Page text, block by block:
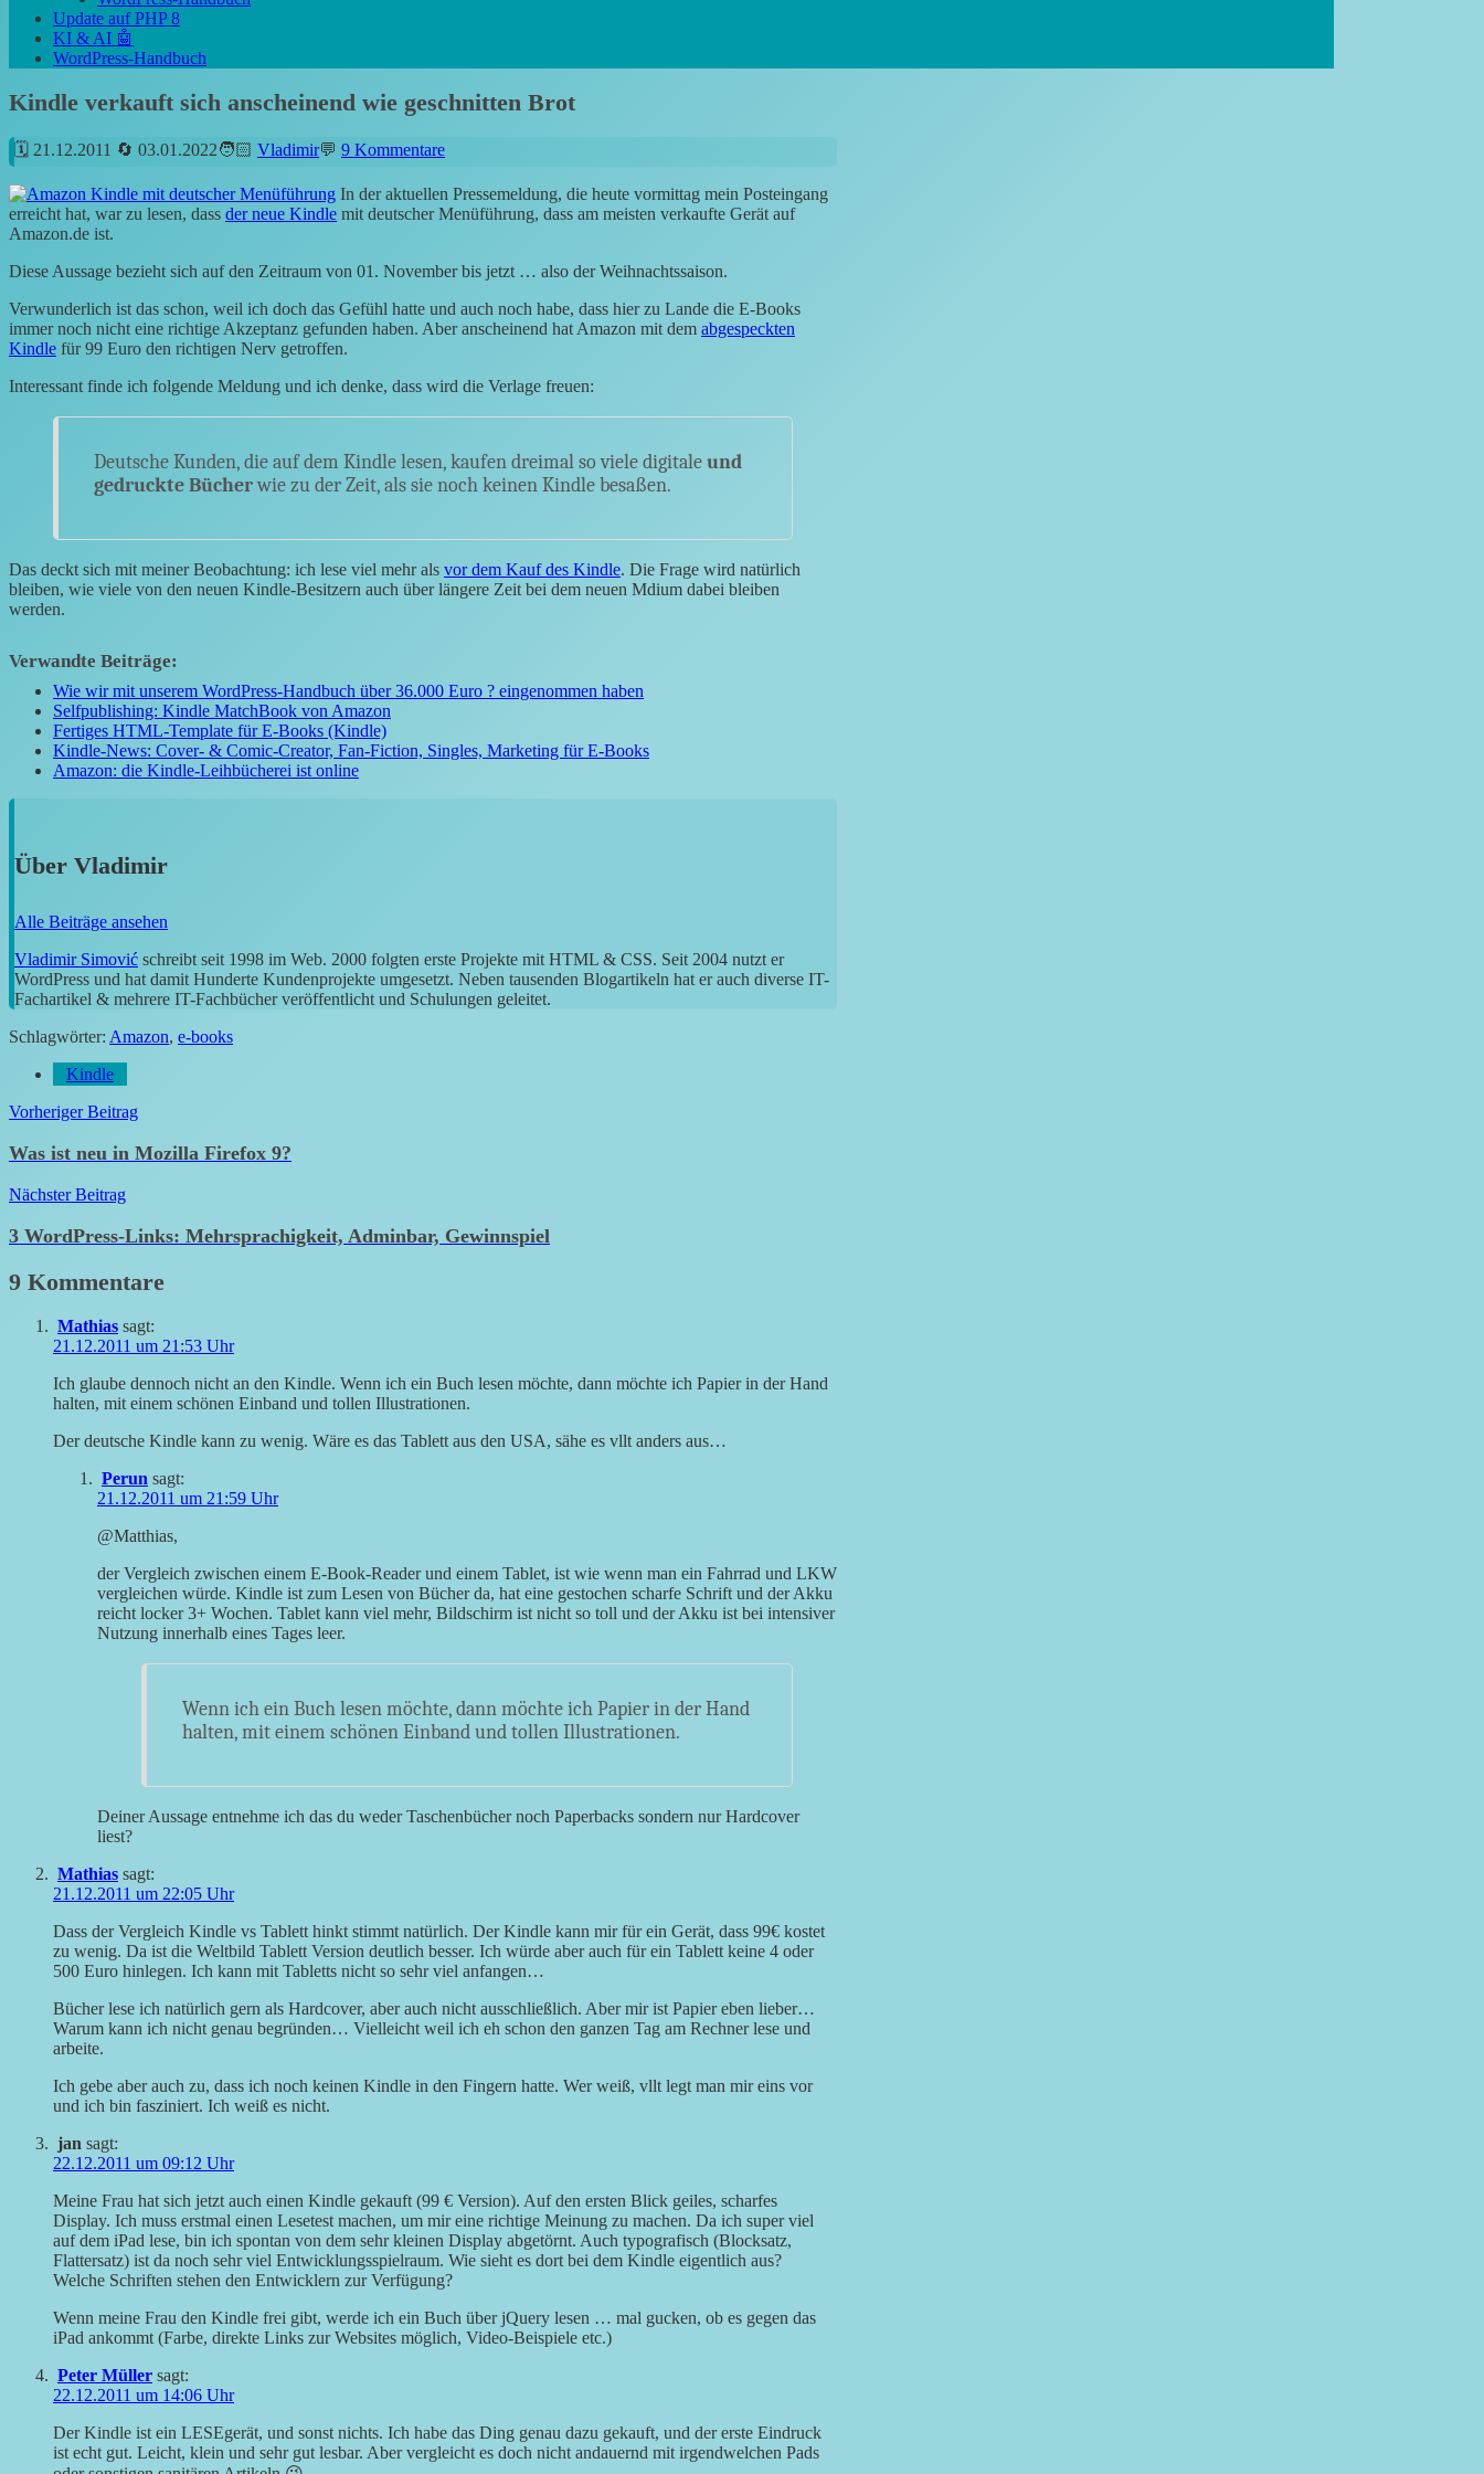
Update auf PHP 8
KI & AI 🤖
WordPress-Handbuch
Kindle verkauft sich anscheinend wie geschnitten Brot
21.12.2011 03.01.2022 Vladimir 9 Kommentare
In der aktuellen Pressemeldung, die heute vormittag mein Posteingang
erreicht hat, war zu lesen, dass der neue Kindle mit deutscher Menüführung, dass am meisten verkaufte Gerät auf
Amazon.de ist.
Diese Aussage bezieht sich auf den Zeitraum von 01. November bis jetzt … also der Weihnachtssaison.
Verwunderlich ist das schon, weil ich doch das Gefühl hatte und auch noch habe, dass hier zu Lande die E-Books
immer noch nicht eine richtige Akzeptanz gefunden haben. Aber anscheinend hat Amazon mit dem abgespeckten
Kindle für 99 Euro den richtigen Nerv getroffen.
Interessant finde ich folgende Meldung und ich denke, dass wird die Verlage freuen:
Deutsche Kunden, die auf dem Kindle lesen, kaufen dreimal so viele digitaleund
gedruckte Bücherwie zu der Zeit, als sie noch keinen Kindle besaßen.
Das deckt sich mit meiner Beobachtung: ich lese viel mehr als vor dem Kauf des Kindle. Die Frage wird natürlich
bleiben, wie viele von den neuen Kindle-Besitzern auch über längere Zeit bei dem neuen Mdium dabei bleiben
werden.
Verwandte Beiträge:
Wie wir mit unserem WordPress-Handbuch über 36.000 Euro ? eingenommen haben
Selfpublishing: Kindle MatchBook von Amazon
Fertiges HTML-Template für E-Books (Kindle)
Kindle-News: Cover- & Comic-Creator, Fan-Fiction, Singles, Marketing für E-Books
Amazon: die Kindle-Leihbücherei ist online
Über Vladimir
Alle Beiträge ansehen
Vladimir Simović schreibt seit 1998 im Web. 2000 folgten erste Projekte mit HTML & CSS. Seit 2004 nutzt er
WordPress und hat damit Hunderte Kundenprojekte umgesetzt. Neben tausenden Blogartikeln hat er auch diverse IT-
Fachartikel & mehrere IT-Fachbücher veröffentlicht und Schulungen geleitet.
Schlagwörter: Amazon, e-books
Kindle
Beitragsnavigation
Vorheriger Beitrag
Was ist neu in Mozilla Firefox 9?
Nächster Beitrag
3 WordPress-Links: Mehrsprachigkeit, Adminbar, Gewinnspiel
9 Kommentare
Mathias sagt:
21.12.2011 um 21:53 Uhr
Ich glaube dennoch nicht an den Kindle. Wenn ich ein Buch lesen möchte, dann möchte ich Papier in der Hand
halten, mit einem schönen Einband und tollen Illustrationen.
Der deutsche Kindle kann zu wenig. Wäre es das Tablett aus den USA, sähe es vllt anders aus…
Perun sagt:
21.12.2011 um 21:59 Uhr
@Matthias,
der Vergleich zwischen einem E-Book-Reader und einem Tablet, ist wie wenn man ein Fahrrad und LKW
vergleichen würde. Kindle ist zum Lesen von Bücher da, hat eine gestochen scharfe Schrift und der Akku
reicht locker 3+ Wochen. Tablet kann viel mehr, Bildschirm ist nicht so toll und der Akku ist bei intensiver
Nutzung innerhalb eines Tages leer.
Wenn ich ein Buch lesen möchte, dann möchte ich Papier in der Hand
halten, mit einem schönen Einband und tollen Illustrationen.
Deiner Aussage entnehme ich das du weder Taschenbücher noch Paperbacks sondern nur Hardcover
liest?
Mathias sagt:
21.12.2011 um 22:05 Uhr
Dass der Vergleich Kindle vs Tablett hinkt stimmt natürlich. Der Kindle kann mir für ein Gerät, dass 99€ kostet
zu wenig. Da ist die Weltbild Tablett Version deutlich besser. Ich würde aber auch für ein Tablett keine 4 oder
500 Euro hinlegen. Ich kann mit Tabletts nicht so sehr viel anfangen…
Bücher lese ich natürlich gern als Hardcover, aber auch nicht ausschließlich. Aber mir ist Papier eben lieber…
Warum kann ich nicht genau begründen… Vielleicht weil ich eh schon den ganzen Tag am Rechner lese und
arbeite.
Ich gebe aber auch zu, dass ich noch keinen Kindle in den Fingern hatte. Wer weiß, vllt legt man mir eins vor
und ich bin fasziniert. Ich weiß es nicht.
jan sagt:
22.12.2011 um 09:12 Uhr
Meine Frau hat sich jetzt auch einen Kindle gekauft (99 € Version). Auf den ersten Blick geiles, scharfes
Display. Ich muss erstmal einen Lesetest machen, um mir eine richtige Meinung zu machen. Da ich super viel
auf dem iPad lese, bin ich spontan von dem sehr kleinen Display abgetörnt. Auch typografisch (Blocksatz,
Flattersatz) ist da noch sehr viel Entwicklungsspielraum. Wie sieht es dort bei dem Kindle eigentlich aus?
Welche Schriften stehen den Entwicklern zur Verfügung?
Wenn meine Frau den Kindle frei gibt, werde ich ein Buch über jQuery lesen … mal gucken, ob es gegen das
iPad ankommt (Farbe, direkte Links zur Websites möglich, Video-Beispiele etc.)
Peter Müller sagt:
22.12.2011 um 14:06 Uhr
Der Kindle ist ein LESEgerät, und sonst nichts. Ich habe das Ding genau dazu gekauft, und der erste Eindruck
ist echt gut. Leicht, klein und sehr gut lesbar. Aber vergleicht es doch nicht andauernd mit irgendwelchen Pads